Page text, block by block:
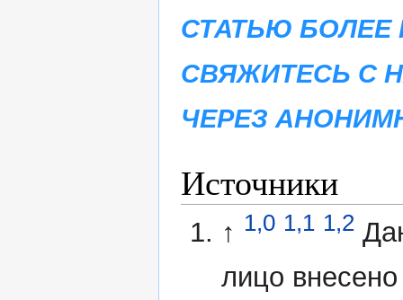
СТАТЬЮ БОЛЕЕ
СВЯЖИТЕСЬ С
ЧЕРЕЗ
Источники
↑ 1,0 1,1 1,2
лицо